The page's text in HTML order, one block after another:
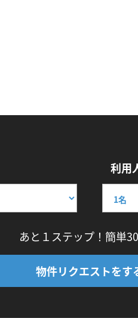
利用
あと１ステップ！簡単30
物件リクエストをす